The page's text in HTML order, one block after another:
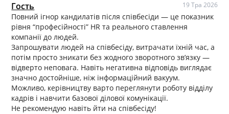
Гость 19 Тра 2026
Повний ігнор кандилатів після співбесіди — це показник
рівня “професійності” HR та реального ставлення
компанії до людей.
Запрошувати людей на співбесіду, витрачати їхній час, а
потім просто зникати без жодного зворотного зв’язку —
відверто неповага. Навіть негативна відповідь виглядає
значно достойніше, ніж інформаційний вакуум.
Можливо, керівництву варто переглянути роботу відділу
кадрів і навчити базової ділової комунікації.
Не рекомендую навіть йти на співбесіду!